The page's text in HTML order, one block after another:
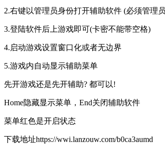
2.右键以管理员身份打开辅助软件 (必须管理
3.登陆软件后上游戏即可(卡密不能带空格)
4.启动游戏设置窗口化或者无边界
5.游戏内自动显示辅助菜单
先开游戏还是先开辅助? 都可以!
Home隐藏显示菜单，End关闭辅助软件
菜单红色是开启状态
下载地址https://wwi.lanzouw.com/b0ca3aumd